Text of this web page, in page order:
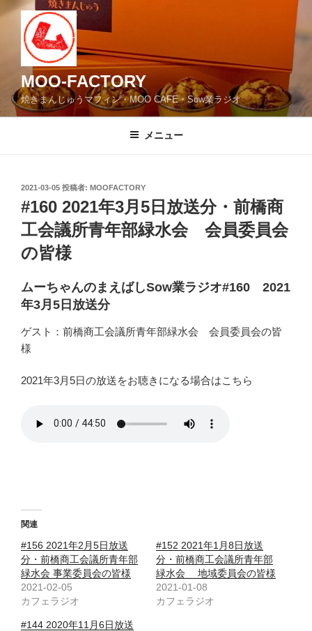
MOO-FACTORY
焼きまんじゅうマフィン・MOO CAFE・Sow業ラジオ
メニュー
投
稿
日:
2021-03-05 投稿者: MOOFACTORY
#160 2021年3月5日放送分・前橋商
工会議所青年部緑水会 会員委員会
の皆様
ムーちゃんのまえばしSow業ラジオ#160 2021
年3月5日放送分
ゲスト：前橋商工会議所青年部緑水会 会員委員会の皆
様
2021年3月5日の放送をお聴きになる場合はこちら
関連
#156 2021年2月5日放送
分・前橋商工会議所青年部
緑水会 事業委員会の皆様
2021-02-05
カフェラジオ
#152 2021年1月8日放送
分・前橋商工会議所青年部
緑水会 地域委員会の皆様
2021-01-08
カフェラジオ
#144 2020年11月6日放送